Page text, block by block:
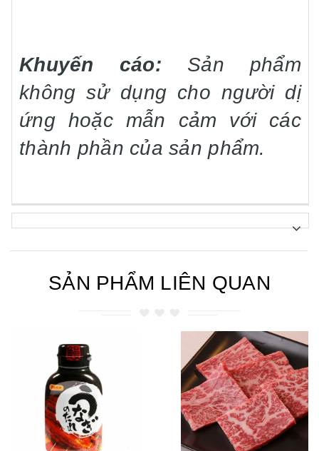
Khuyến cáo: Sản phẩm
không sử dụng cho người dị
ứng hoặc mẫn cảm với các
thành phần của sản phẩm.
SẢN PHẨM LIÊN QUAN